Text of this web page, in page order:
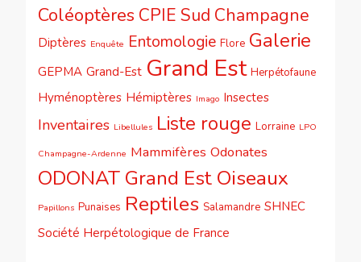
Coléoptères CPIE Sud Champagne
Diptères Enquête Entomologie Flore Galerie
GEPMA Grand-Est Grand Est Herpétofaune
Hyménoptères Hémiptères Imago Insectes
Inventaires Libellules Liste rouge Lorraine LPO
Champagne-Ardenne Mammifères Odonates
ODONAT Grand Est Oiseaux
Papillons Punaises Reptiles Salamandre SHNEC
Société Herpétologique de France